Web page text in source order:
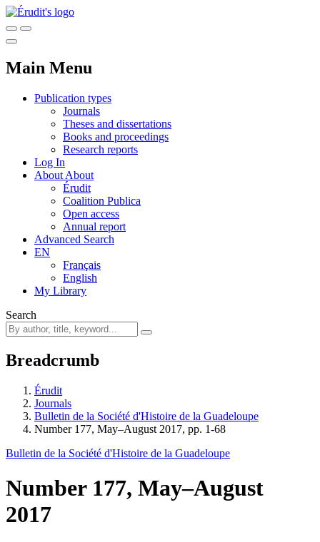
Main Menu
Publication types
Journals
Theses and dissertations
Books and proceedings
Research reports
Log In
About About
Érudit
Coalition Publica
Open access
Annual report
Advanced Search
EN
Français
English
My Library
Search
Breadcrumb
Érudit
Journals
Bulletin de la Société d'Histoire de la Guadeloupe
Number 177, May–August 2017, pp. 1-68
Bulletin de la Société d'Histoire de la Guadeloupe
Number 177, May–August
2017